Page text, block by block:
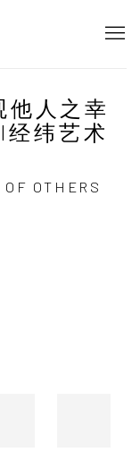
他人之幸
经纬艺术
OTHERS